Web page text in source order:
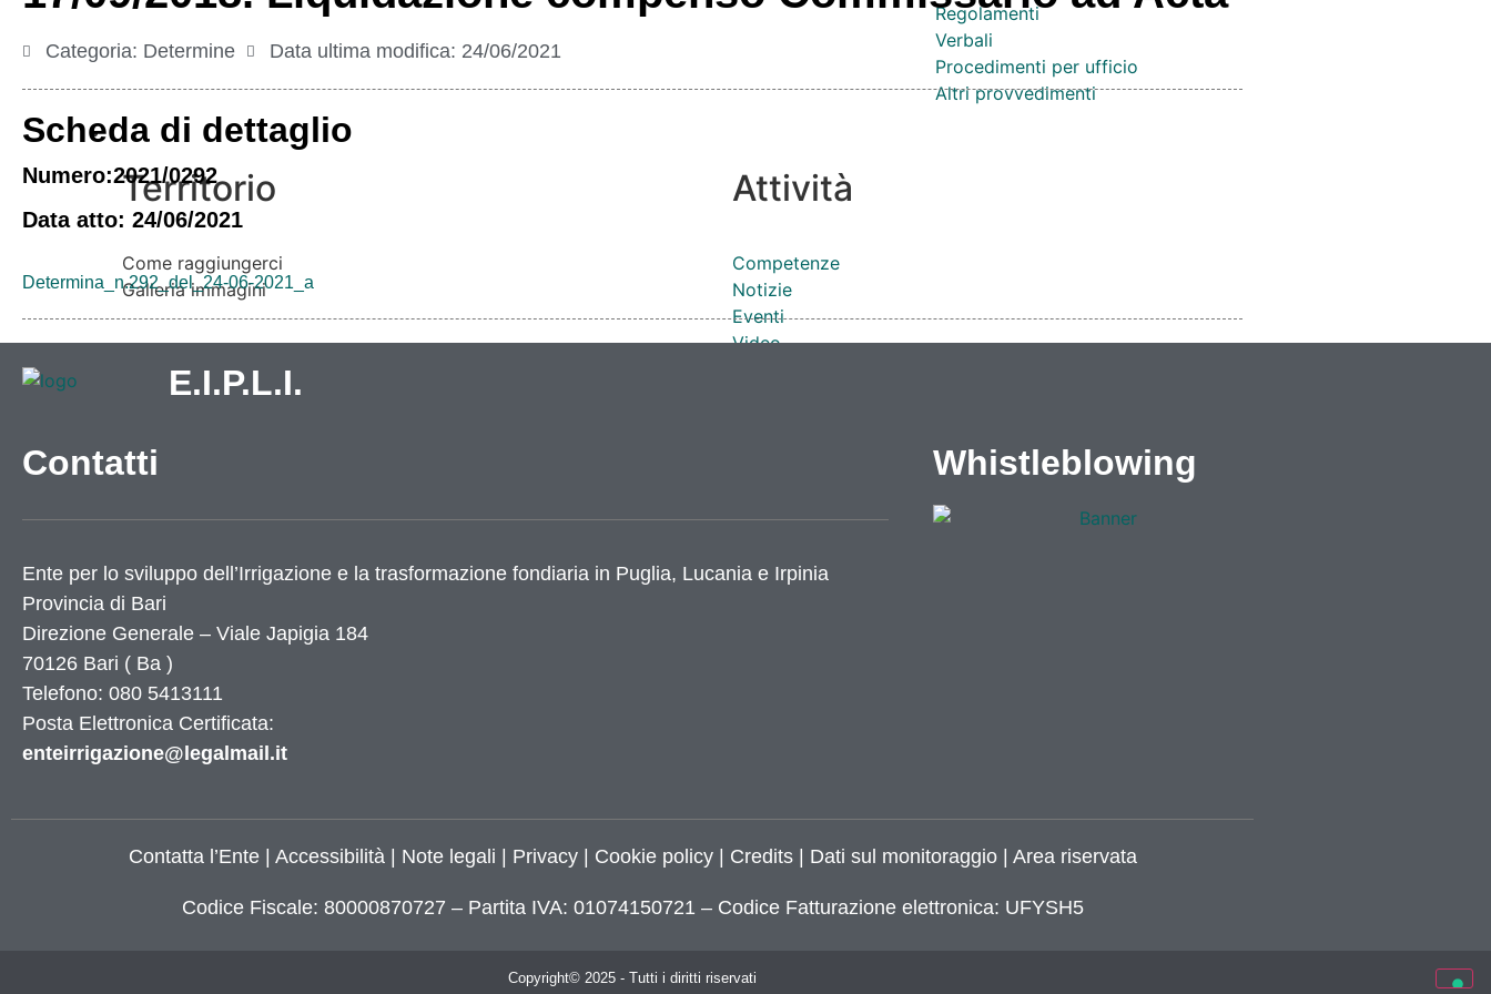
Regolamenti
Verbali
Procedimenti per ufficio
Altri provvedimenti
Vivere l’Ente
Territorio
Come raggiungerci
Galleria immagini
Attività
Competenze
Notizie
Eventi
Video
Numeri utili
Elenco siti tematici
Servizi di Egovernment attivi
Servizi di Egovernment attivi di futura attivazione
Accessibilità
Categoria: Determine Data ultima modifica: 24/06/2021
Scheda di dettaglio
Numero:2021/0292
Data atto: 24/06/2021
Determina_n.292_del_24-06-2021_a
E.I.P.L.I.
Contatti
Ente per lo sviluppo dell’Irrigazione e la trasformazione fondiaria in Puglia, Lucania e Irpinia
Provincia di Bari
Direzione Generale – Viale Japigia 184
70126 Bari ( Ba )
Telefono: 080 5413111
Posta Elettronica Certificata:
enteirrigazione@legalmail.it
Whistleblowing
Contatta l’Ente| Accessibilità| Note legali Privacy| Cookie policy| Credits| Dati sul monitoraggio | Area riservata
Codice Fiscale: 80000870727 – Partita IVA: 01074150721 – Codice Fatturazione elettronica: UFYSH5
Copyright© 2025 - Tutti i diritti riservati